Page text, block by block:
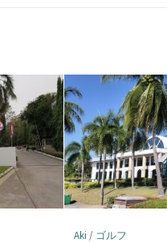
Aki / ゴルフ